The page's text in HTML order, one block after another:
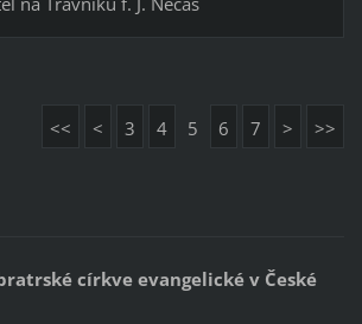
<< < 3 4 5 6 7 > >>
církve evangelické v České